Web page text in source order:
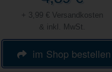
+ 3,99 € Versandkosten
& inkl. MwSt.
im Shop bestellen